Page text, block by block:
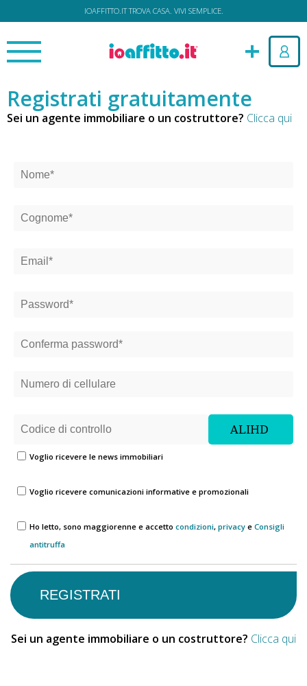
IOAFFITTO.IT TROVA CASA. VIVI SEMPLICE.
Registrati gratuitamente
Sei un agente immobiliare o un costruttore? Clicca qui
Voglio ricevere le news immobiliari
Voglio ricevere comunicazioni informative e promozionali
Ho letto, sono maggiorenne e accetto condizioni, privacy e Consigli
antitruffa
Sei un agente immobiliare o un costruttore? Clicca qui